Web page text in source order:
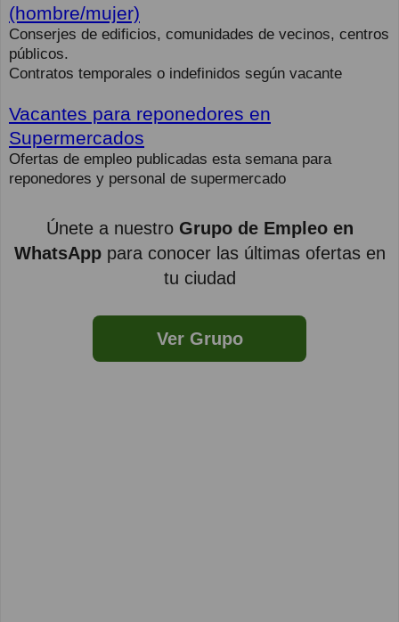
(hombre/mujer)
Conserjes de edificios, comunidades de vecinos, centros
públicos.
Contratos temporales o indefinidos según vacante
Vacantes para reponedores en
Supermercados
Ofertas de empleo publicadas esta semana para
reponedores y personal de supermercado
Únete a nuestro Grupo de Empleo en
WhatsApppara conocer las últimas ofertas en
tu ciudad
Ver Grupo